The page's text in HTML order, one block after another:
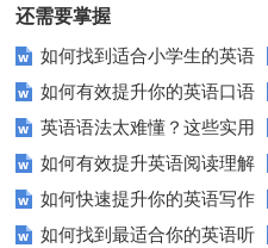
还需要掌握
如何找到适合小学生的英语
听力练习资源？
如何有效提升你的英语口语
表达能力？这5个技巧让你说一
口流利英语！
英语语法太难懂？这些实用
技巧让你轻松掌握！
如何有效提升英语阅读理解
能力？这些技巧让你事半功倍！
如何快速提升你的英语写作
技巧？这些建议助你一臂之力
如何找到最适合你的英语听